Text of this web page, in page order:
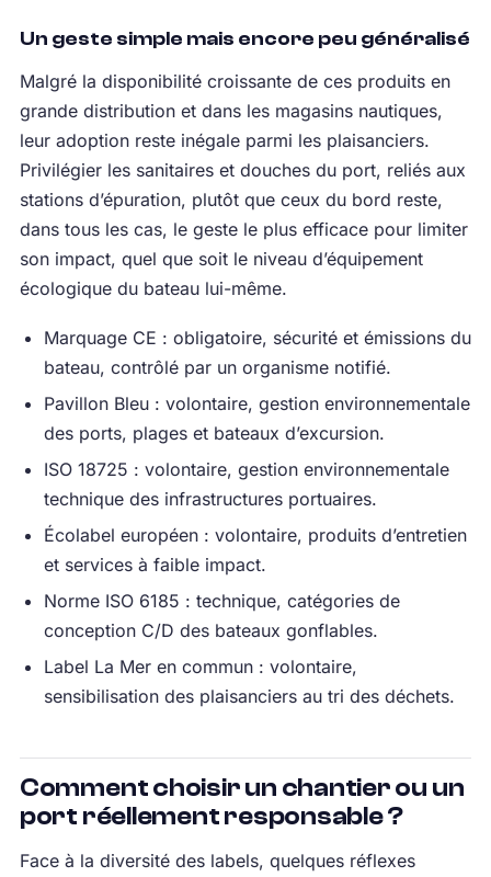
Un geste simple mais encore peu généralisé
Malgré la disponibilité croissante de ces produits en
grande distribution et dans les magasins nautiques,
leur adoption reste inégale parmi les plaisanciers.
Privilégier les sanitaires et douches du port, reliés aux
stations d’épuration, plutôt que ceux du bord reste,
dans tous les cas, le geste le plus efficace pour limiter
son impact, quel que soit le niveau d’équipement
écologique du bateau lui-même.
Marquage CE : obligatoire, sécurité et émissions du
bateau, contrôlé par un organisme notifié.
Pavillon Bleu : volontaire, gestion environnementale
des ports, plages et bateaux d’excursion.
ISO 18725 : volontaire, gestion environnementale
technique des infrastructures portuaires.
Écolabel européen : volontaire, produits d’entretien
et services à faible impact.
Norme ISO 6185 : technique, catégories de
conception C/D des bateaux gonflables.
Label La Mer en commun : volontaire,
sensibilisation des plaisanciers au tri des déchets.
Comment choisir un chantier ou un
port réellement responsable ?
Face à la diversité des labels, quelques réflexes